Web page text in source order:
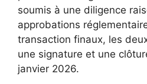
soumis à une diligence
approbations
transaction finaux, les
une signature et une
janvier 2026.